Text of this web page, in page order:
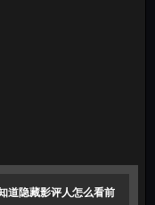
道隐藏影评人怎么看前